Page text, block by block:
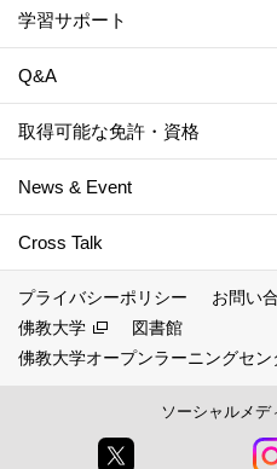
学習サポート
Q&A
取得可能な免許・資格
News & Event
Cross Talk
プライバシーポリシー お問い
佛教大学
図書館
佛教大学オープンラーニングセン
ソーシャルメデ